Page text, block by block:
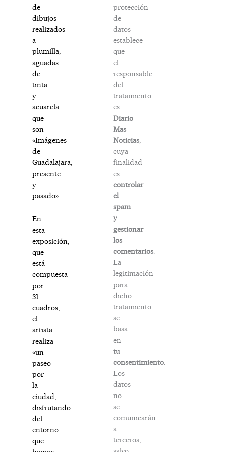
de
dibujos
realizados
a
plumilla,
aguadas
de
tinta
y
acuarela
que
son
«Imágenes
de
Guadalajara,
presente
y
pasado».
En
esta
exposición,
que
está
compuesta
por
31
cuadros,
el
artista
realiza
«un
paseo
por
la
ciudad,
disfrutando
del
entorno
que
protección
de
datos
establece
que
el
responsable
del
tratamiento
es
Diario
Mas
Noticias,
cuya
finalidad
es
controlar
el
spam
y
gestionar
los
comentarios.
La
legitimación
para
dicho
tratamiento
se
basa
en
tu
consentimiento.
Los
datos
no
se
comunicarán
a
terceros,